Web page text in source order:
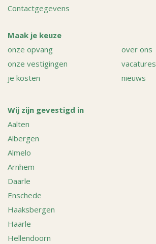
Contactgegevens
Maak je keuze
onze opvang
onze vestigingen
je kosten
over ons
vacatures
nieuws
Wij zijn gevestigd in
Aalten
Albergen
Almelo
Arnhem
Daarle
Enschede
Haaksbergen
Haarle
Hellendoorn